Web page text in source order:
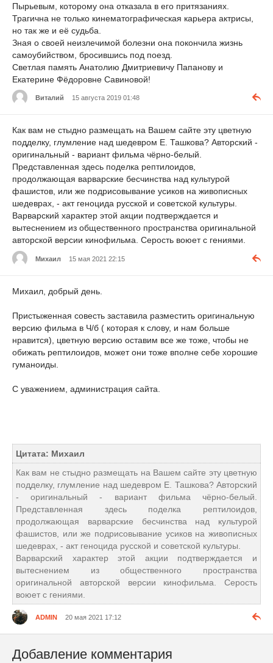
Пырьевым, которому она отказала в его притязаниях.
Трагична не только кинематографическая карьера актрисы,
но так же и её судьба.
Зная о своей неизлечимой болезни она покончила жизнь
самоубийством, бросившись под поезд.
Светлая память Анатолию Дмитриевичу Папанову и
Екатерине Фёдоровне Савиновой!
Виталий 15 августа 2019 01:48
Как вам не стыдно размещать на Вашем сайте эту цветную
подделку, глумление над шедевром Е. Ташкова? Авторский -
оригинальный - вариант фильма чёрно-белый.
Представленная здесь поделка рептилоидов,
продолжающая варварские бесчинства над культурой
фашистов, или же подрисовывание усиков на живописных
шедеврах, - акт геноцида русской и советской культуры.
Варварский характер этой акции подтверждается и
вытеснением из общественного пространства оригинальной
авторской версии кинофильма. Серость воюет с гениями.
Михаил 15 мая 2021 22:15
Михаил, добрый день.
Пристыженная совесть заставила разместить оригинальную
версию фильма в Ч/б ( которая к слову, и нам больше
нравится), цветную версию оставим все же тоже, чтобы не
обижать рептилоидов, может они тоже вполне себе хорошие
гуманоиды.
С уважением, администрация сайта.
Цитата: Михаил
Как вам не стыдно размещать на Вашем сайте эту цветную
подделку, глумление над шедевром Е. Ташкова? Авторский
- оригинальный - вариант фильма чёрно-белый.
Представленная здесь поделка рептилоидов,
продолжающая варварские бесчинства над культурой
фашистов, или же подрисовывание усиков на живописных
шедеврах, - акт геноцида русской и советской культуры.
Варварский характер этой акции подтверждается и
вытеснением из общественного пространства
оригинальной авторской версии кинофильма. Серость
воюет с гениями.
ADMIN 20 мая 2021 17:12
Добавление комментария